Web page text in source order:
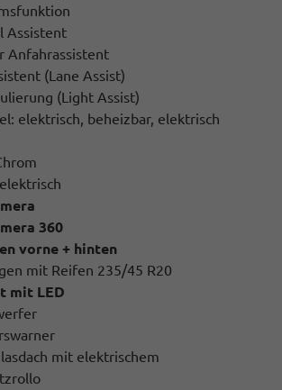
Assistent
Anfahrassistent
(Lane Assist)
(Light Assist)
elektrisch, beheizbar, elektrisch
360
vorne + hinten
mit Reifen 235/45 R20
mit LED
mit elektrischem